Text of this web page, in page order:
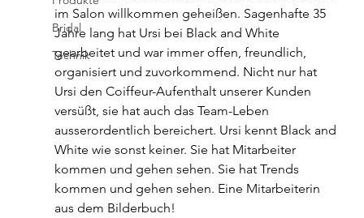
Bridal
Technik
im Salon willkommen geheißen. Sagenhafte 35
Jahre lang hat Ursi bei Black and White
gearbeitet und war immer offen, freundlich,
organisiert und zuvorkommend. Nicht nur hat
Ursi den Coiffeur-Aufenthalt unserer Kunden
versüßt, sie hat auch das Team-Leben
ausserordentlich bereichert. Ursi kennt Black and
White wie sonst keiner. Sie hat Mitarbeiter
kommen und gehen sehen. Sie hat Trends
kommen und gehen sehen. Eine Mitarbeiterin
aus dem Bilderbuch!